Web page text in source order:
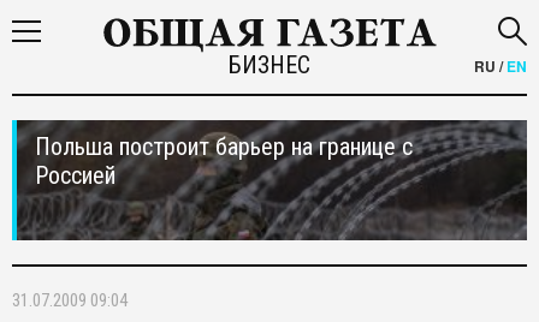
БИЗНЕС RU /EN
Польша построит барьер на границе с
Россией
31.07.2009 09:04